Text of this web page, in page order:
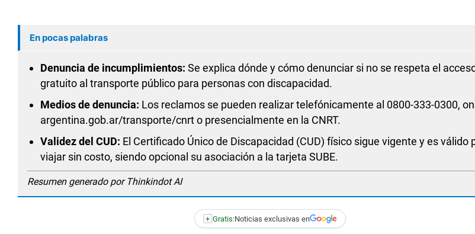
En pocas palabras
Denuncia de incumplimientos: Se explica dónde y cómo denunciar si no se respeta el
gratuito al transporte público para personas con discapacidad.
Medios de denuncia: Los reclamos se pueden realizar telefónicamente al 0800-333-0300,
argentina.gob.ar/transporte/cnrt o presencialmente en la CNRT.
Validez del CUD: El Certificado Único de Discapacidad (CUD) físico sigue vigente y es válido
viajar sin costo, siendo opcional su asociación a la tarjeta SUBE.
Resumen generado por Thinkindot AI
+ Gratis:Noticias exclusivas en